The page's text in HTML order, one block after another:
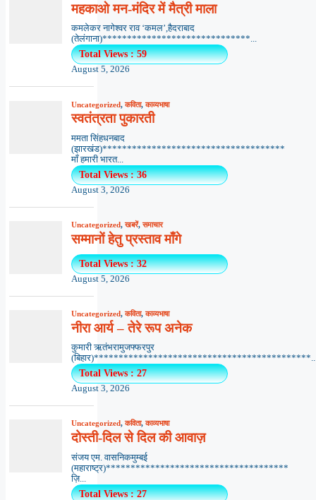
महकाओ मन-मंदिर में मैत्री माला
कमलेकर नागेश्वर राव ‘कमल’,हैदराबाद
(तेलंगाना)******************************...
Total Views : 59
August 5, 2026
Uncategorized,कविता,काव्यभाषा
स्वतंत्रता पुकारती
ममता सिंहधनबाद
(झारखंड)*************************************
माँ हमारी भारत...
Total Views : 36
August 3, 2026
Uncategorized,खबरें,समाचार
सम्मानों हेतु प्रस्ताव माँगे
Total Views : 32
August 5, 2026
Uncategorized,कविता,काव्यभाषा
नीरा आर्य – तेरे रूप अनेक
कुमारी ऋतंभरामुजफ्फरपुर
Total Views : 27
August 3, 2026
Uncategorized,कविता,काव्यभाषा
दोस्ती-दिल से दिल की आवाज़
संजय एम. वासनिकमुम्बई
(महाराष्ट्र)*************************************
ज़ि...
Total Views : 27